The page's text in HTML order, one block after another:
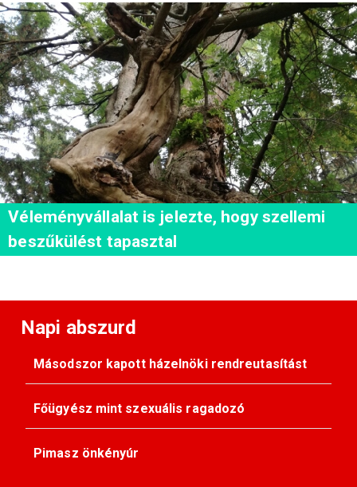
Véleményvállalat is jelezte, hogy szellemi
beszűkülést tapasztal
Napi abszurd
Másodszor kapott házelnöki rendreutasítást
Főügyész mint szexuális ragadozó
Pimasz önkényúr